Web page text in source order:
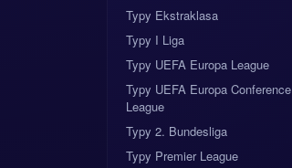
Typy Ekstraklasa
Typy I Liga
Typy UEFA Europa League
Typy UEFA Europa Conference
League
Typy 2. Bundesliga
Typy Premier League